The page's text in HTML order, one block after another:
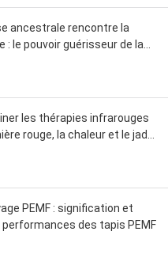
ancestrale rencontre la
: le pouvoir guérisseur de la
les thérapies infrarouges
rouge, la chaleur et le jade
PEMF : signification et
des tapis PEMF